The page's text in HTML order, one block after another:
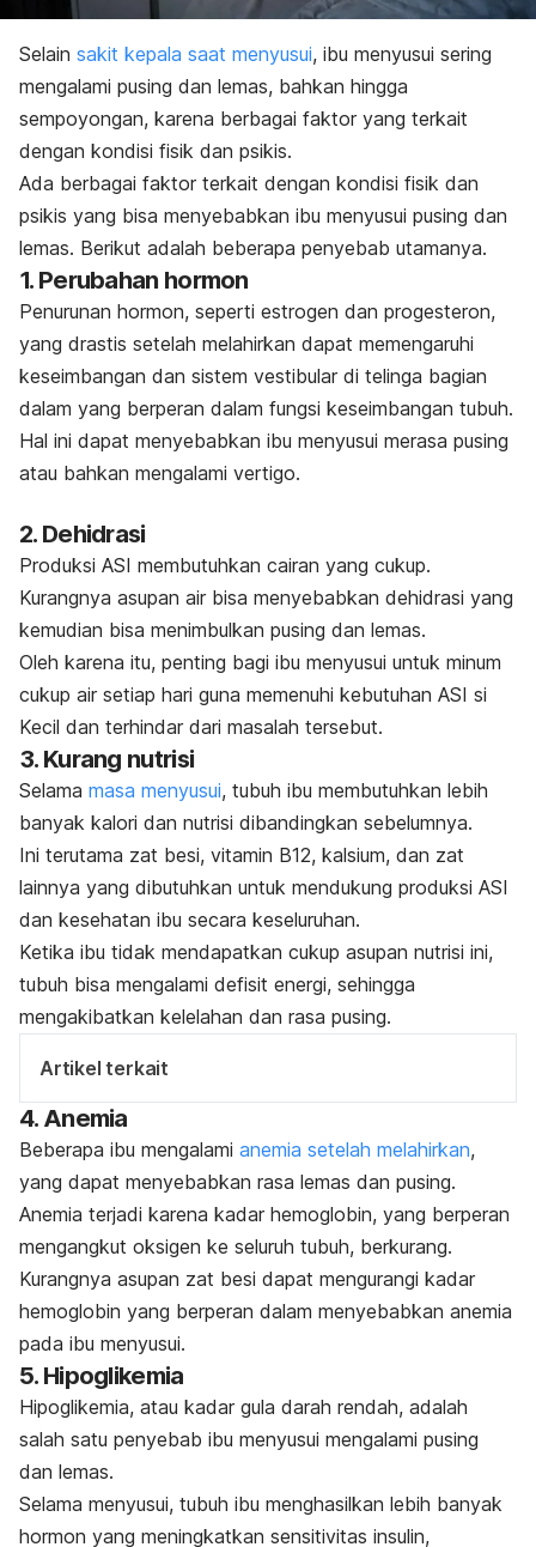
Selain sakit kepala saat menyusui, ibu menyusui sering
mengalami pusing dan lemas, bahkan hingga
sempoyongan, karena berbagai faktor yang terkait
dengan kondisi fisik dan psikis.
Ada berbagai faktor terkait dengan kondisi fisik dan
psikis yang bisa menyebabkan ibu menyusui pusing dan
lemas. Berikut adalah beberapa penyebab utamanya.
1. Perubahan hormon
Penurunan hormon, seperti estrogen dan progesteron,
yang drastis setelah melahirkan dapat memengaruhi
keseimbangan dan sistem vestibular di telinga bagian
dalam yang berperan dalam fungsi keseimbangan tubuh.
Hal ini dapat menyebabkan ibu menyusui merasa pusing
atau bahkan mengalami vertigo.
2. Dehidrasi
Produksi ASI membutuhkan cairan yang cukup.
Kurangnya asupan air bisa menyebabkan dehidrasi yang
kemudian bisa menimbulkan pusing dan lemas.
Oleh karena itu, penting bagi ibu menyusui untuk minum
cukup air setiap hari​ guna memenuhi kebutuhan ASI si
Kecil dan terhindar dari masalah tersebut.
3. Kurang nutrisi
Selama masa menyusui, tubuh ibu membutuhkan lebih
banyak kalori dan nutrisi dibandingkan sebelumnya.
Ini terutama zat besi, vitamin B12, kalsium, dan zat
lainnya yang dibutuhkan untuk mendukung produksi ASI
dan kesehatan ibu secara keseluruhan.
Ketika ibu tidak mendapatkan cukup asupan nutrisi ini,
tubuh bisa mengalami defisit energi, sehingga
mengakibatkan kelelahan dan rasa pusing.
Artikel terkait
4. Anemia
Beberapa ibu mengalami anemia setelah melahirkan,
yang dapat menyebabkan rasa lemas dan pusing.
Anemia terjadi karena kadar hemoglobin, yang berperan
mengangkut oksigen ke seluruh tubuh, berkurang.
Kurangnya asupan zat besi dapat mengurangi kadar
hemoglobin yang berperan dalam menyebabkan anemia
pada ibu menyusui.
5. Hipoglikemia
Hipoglikemia, atau kadar gula darah rendah, adalah
salah satu penyebab ibu menyusui mengalami pusing
dan lemas.
Selama menyusui, tubuh ibu menghasilkan lebih banyak
hormon yang meningkatkan sensitivitas insulin,